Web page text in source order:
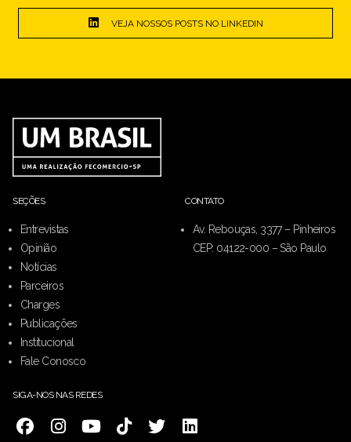
VEJA NOSSOS POSTS NO LINKEDIN
SEÇÕES
Entrevistas
Opinião
Notícias
Parceiros
Charges
Publicações
Institucional
Fale Conosco
CONTATO
Av. Rebouças, 3377 – Pinheiros
CEP: 04122-000 – São Paulo
SIGA-NOS NAS REDES